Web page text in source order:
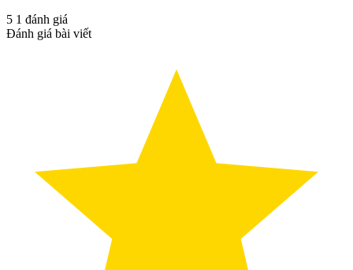
5 1 đánh giá
Đánh giá bài viết